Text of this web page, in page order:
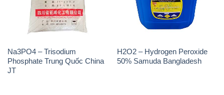
Na3PO4 – Trisodium
Phosphate Trung Quốc China
JT
H2O2 – Hydrogen Peroxide
50% Samuda Bangladesh